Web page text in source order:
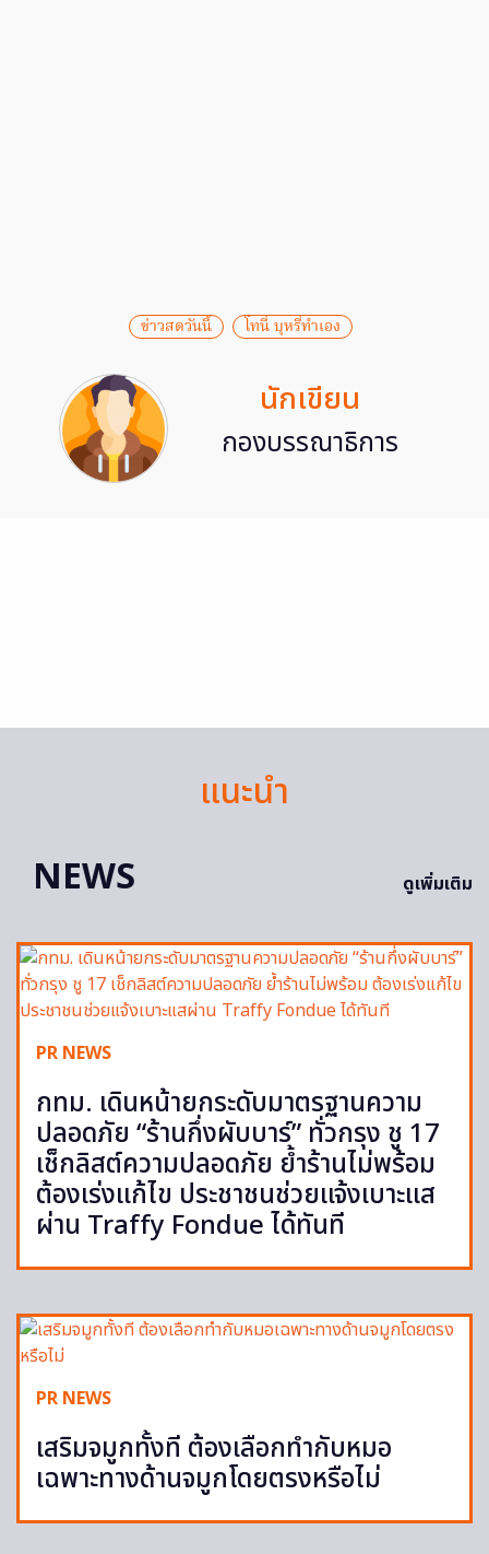
ข่าวสดวันนี้ โทนี่ บุหรี่ทำเอง
นักเขียน
กองบรรณาธิการ
แนะนำ
NEWS
ดูเพิ่มเติม
PR NEWS
กทม. เดินหน้ายกระดับมาตรฐานความ
ปลอดภัย “ร้านกึ่งผับบาร์” ทั่วกรุง ชู 17
เช็กลิสต์ความปลอดภัย ย้ำร้านไม่พร้อม
ต้องเร่งแก้ไข ประชาชนช่วยแจ้งเบาะแส
ผ่าน Traffy Fondue ได้ทันที
PR NEWS
เสริมจมูกทั้งที ต้องเลือกทำกับหมอ
เฉพาะทางด้านจมูกโดยตรงหรือไม่